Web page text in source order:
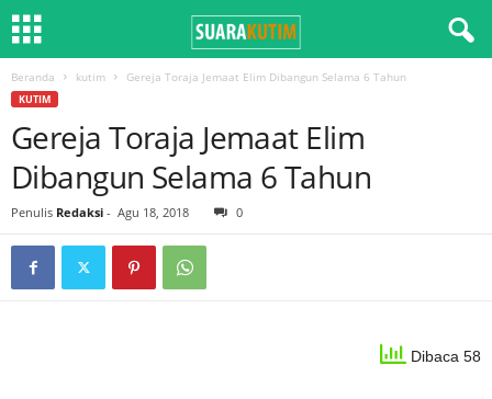
Beranda kutim Gereja Toraja Jemaat Elim Dibangun Selama 6 Tahun
KUTIM
Gereja Toraja Jemaat Elim
Dibangun Selama 6 Tahun
Penulis Redaksi - Agu 18, 2018 0
Dibaca 58